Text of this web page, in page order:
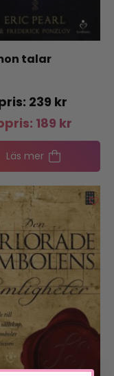
talar
239 kr
189 kr
Läs mer